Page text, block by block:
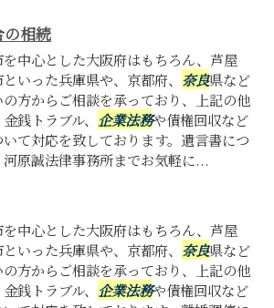
相続
中心とした大阪府はもちろん、芦屋
いった兵庫県や、京都府、 奈良県など
方からご相談を承っており、上記の他
銭トラブル、 企業法務や債権回収など
て対応を致しております。遺言書につ
原誠法律事務所までお気軽に...
中心とした大阪府はもちろん、芦屋
いった兵庫県や、京都府、 奈良県など
方からご相談を承っており、上記の他
銭トラブル、 企業法務や債権回収など